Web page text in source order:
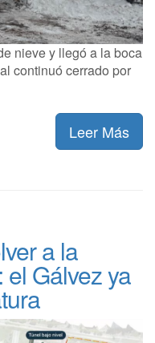
nieve y llegó a la boca
continuó cerrado por
Leer Más
a la
Gálvez ya